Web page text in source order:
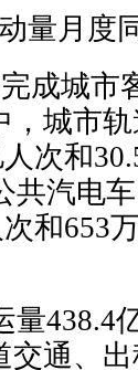
量月度
成城市
，城市
次和
共汽电
和653
438.4
交通、